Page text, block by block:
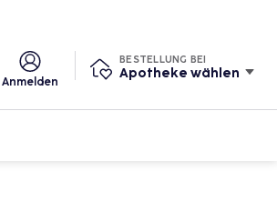
Anmelden
BESTELLUNG BEI
Apotheke wählen